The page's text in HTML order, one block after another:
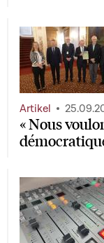
« Nous
Artikel